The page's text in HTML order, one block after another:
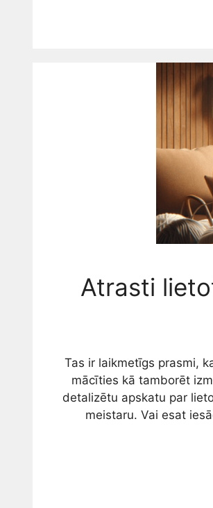
Atrasti
Tas ir laikmetīgs prasmi,
mācīties kā tamborēt
detalizētu apskatu par
meistaru. Vai esat